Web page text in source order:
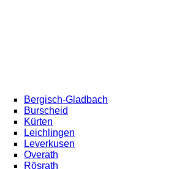
Bergisch-Gladbach
Burscheid
Kürten
Leichlingen
Leverkusen
Overath
Rösrath